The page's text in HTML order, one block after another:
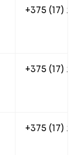
+375 (17)
+375 (17)
+375 (17)